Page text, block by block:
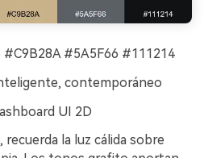
#C9B28A #5A5F66 #111214
contemporáneo
UI 2D
la luz cálida sobre